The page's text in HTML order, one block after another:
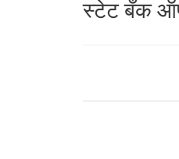
स्टेट बँक